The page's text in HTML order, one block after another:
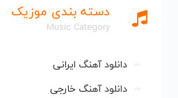
دسته بندی موزیک
Music Category
دانلود آهنگ ایرانی
دانلود آهنگ خارجی